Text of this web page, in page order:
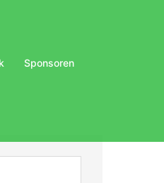
Sponsoren